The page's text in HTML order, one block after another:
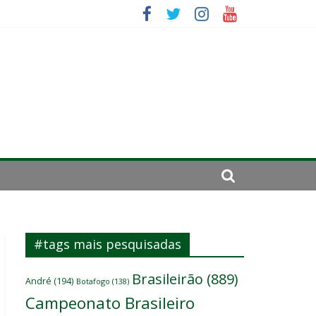
#tags mais pesquisadas
André (194) Botafogo (138) Brasileirão (889)
Campeonato Brasileiro